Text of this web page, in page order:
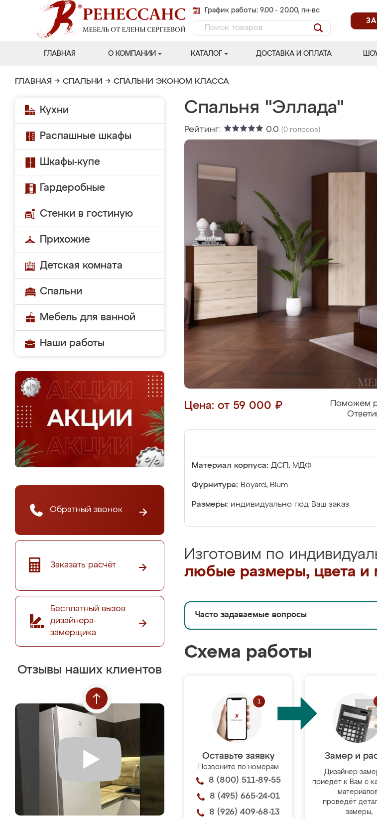
График работы: 9.00 - 20.00, пн-вс
ГЛАВНАЯ О КОМПАНИИ КАТАЛОГ ДОСТАВКА И ОПЛАТА
ГЛАВНАЯ → СПАЛЬНИ → СПАЛЬНИ ЭКОНОМ КЛАССА
Кухни
Распашные шкафы
Шкафы-купе
Гардеробные
Стенки в гостиную
Прихожие
Детская комната
Спальни
Мебель для ванной
Наши работы
Обратный звонок
Заказать расчёт
Бесплатный вызов
дизайнера-
замерщика
Отзывы наших клиентов
Спальня "Эллада"
Рейтинг: 0.0 (0 голосов)
Цена: от 59 000 ₽
Поможем
Материал корпуса: ДСП, МДФ
Фурнитура: Boyard, Blum
Размеры: индивидуально под Ваш заказ
Изготовим по
любые размеры, цвета и
Часто задаваемые вопросы
Схема работы
Оставьте заявку
Позвоните по номерам
8 (800) 511-89-55
8 (495) 665-24-01
8 (926) 409-68-13
Замер и
Дизайнер-
приедет к Вам с
проведёт
замеры,